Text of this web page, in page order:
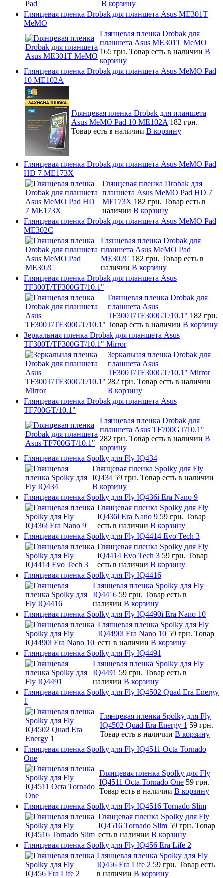
В корзину
Глянцевая пленка Drobak для планшета Asus ME301T
MeMO
Глянцевая пленка Drobak для
планшета Asus ME301T MeMO
165 грн. Товар есть в наличии В
корзину
Глянцевая пленка Drobak для планшета Asus MeMO Pad
10 ME102A
Глянцевая пленка Drobak для планшета
Asus MeMO Pad 10 ME102A 182 грн.
Товар есть в наличии В корзину
Глянцевая пленка Drobak для планшета Asus MeMO Pad
HD 7 ME173X
Глянцевая пленка Drobak для
планшета Asus MeMO Pad HD 7
ME173X 182 грн. Товар есть в
наличии В корзину
Глянцевая пленка Drobak для планшета Asus MeMO Pad
ME302C
Глянцевая пленка Drobak для
планшета Asus MeMO Pad
ME302C 182 грн. Товар есть в
наличии В корзину
Глянцевая пленка Drobak для планшета Asus
TF300T/TF300GT/10.1"
Глянцевая пленка Drobak для
планшета Asus
TF300T/TF300GT/10.1" 182 грн.
Товар есть в наличии В корзину
Зеркальная пленка Drobak для планшета Asus
TF300T/TF300GT/10.1" Mirror
Зеркальная пленка Drobak для
планшета Asus
TF300T/TF300GT/10.1" Mirror
282 грн. Товар есть в наличии
В корзину
Глянцевая пленка Drobak для планшета Asus
TF700GT/10.1"
Глянцевая пленка Drobak для
планшета Asus TF700GT/10.1"
282 грн. Товар есть в наличии В
корзину
Глянцевая пленка Spolky для Fly IQ434
Глянцевая пленка Spolky для Fly
IQ434 59 грн. Товар есть в наличии
В корзину
Глянцевая пленка Spolky для Fly IQ436i Era Nano 9
Глянцевая пленка Spolky для Fly
IQ436i Era Nano 9 59 грн. Товар
есть в наличии В корзину
Глянцевая пленка Spolky для Fly IQ4414 Evo Tech 3
Глянцевая пленка Spolky для Fly
IQ4414 Evo Tech 3 59 грн. Товар
есть в наличии В корзину
Глянцевая пленка Spolky для Fly IQ4416
Глянцевая пленка Spolky для Fly
IQ4416 59 грн. Товар есть в
наличии В корзину
Глянцевая пленка Spolky для Fly IQ4490i Era Nano 10
Глянцевая пленка Spolky для Fly
IQ4490i Era Nano 10 59 грн. Товар
есть в наличии В корзину
Глянцевая пленка Spolky для Fly IQ4491
Глянцевая пленка Spolky для Fly
IQ4491 59 грн. Товар есть в
наличии В корзину
Глянцевая пленка Spolky для Fly IQ4502 Quad Era Energy
1
Глянцевая пленка Spolky для Fly
IQ4502 Quad Era Energy 1 59 грн.
Товар есть в наличии В корзину
Глянцевая пленка Spolky для Fly IQ4511 Octa Tornado
One
Глянцевая пленка Spolky для Fly
IQ4511 Octa Tornado One 59 грн.
Товар есть в наличии В корзину
Глянцевая пленка Spolky для Fly IQ4516 Tornado Slim
Глянцевая пленка Spolky для Fly
IQ4516 Tornado Slim 59 грн. Товар
есть в наличии В корзину
Глянцевая пленка Spolky для Fly IQ456 Era Life 2
Глянцевая пленка Spolky для Fly
IQ456 Era Life 2 59 грн. Товар есть
в наличии В корзину